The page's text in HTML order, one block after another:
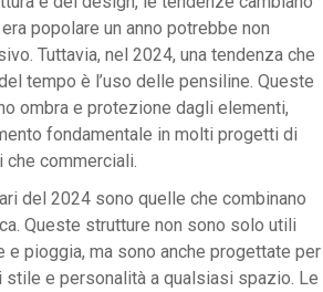
popolare un anno potrebbe non
Tuttavia, nel 2024, una tendenza che
tempo è l’uso delle pensiline. Queste
ombra e protezione dagli elementi,
fondamentale in molti progetti di
commerciali.
del 2024 sono quelle che combinano
Queste strutture non sono solo utili
e pioggia, ma sono anche progettate per
stile e personalità a qualsiasi spazio. Le